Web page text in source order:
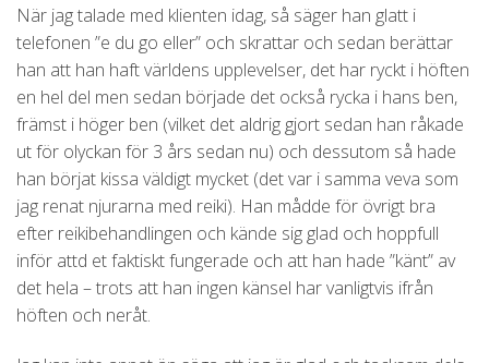
När jag talade med klienten idag, så säger han glatt i
telefonen ”e du go eller” och skrattar och sedan berättar
han att han haft världens upplevelser, det har ryckt i höften
en hel del men sedan började det också rycka i hans ben,
främst i höger ben (vilket det aldrig gjort sedan han råkade
ut för olyckan för 3 års sedan nu) och dessutom så hade
han börjat kissa väldigt mycket (det var i samma veva som
jag renat njurarna med reiki). Han mådde för övrigt bra
efter reikibehandlingen och kände sig glad och hoppfull
inför attd et faktiskt fungerade och att han hade ”känt” av
det hela – trots att han ingen känsel har vanligtvis ifrån
höften och neråt.